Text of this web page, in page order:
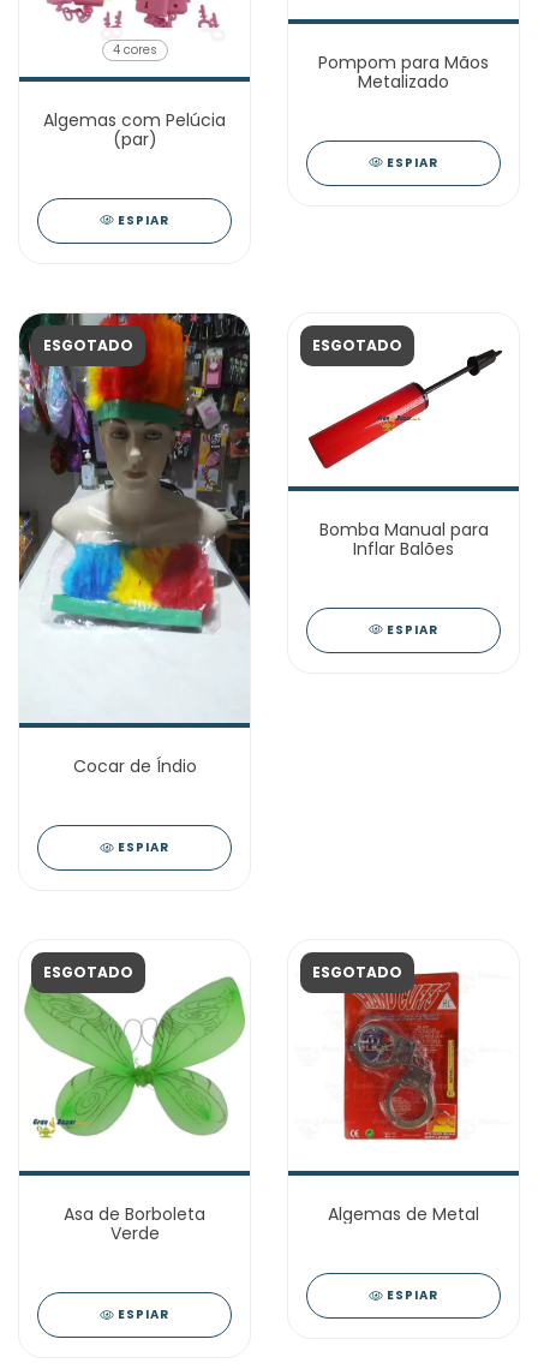
4 cores
Algemas com Pelúcia
(par)
ESPIAR
Pompom para Mãos
Metalizado
ESPIAR
ESGOTADO
Cocar de Índio
ESPIAR
ESGOTADO
Bomba Manual para
Inflar Balões
ESPIAR
ESGOTADO
Asa de Borboleta
Verde
ESPIAR
ESGOTADO
Algemas de Metal
ESPIAR